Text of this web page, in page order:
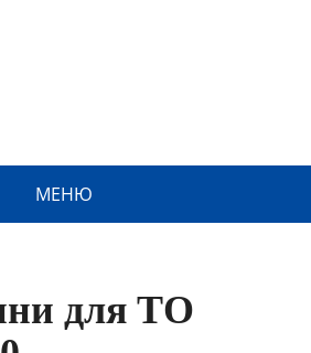
МЕНЮ
для ТО